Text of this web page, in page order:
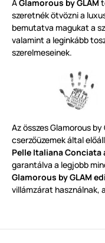
AGlamorous by GLAM
szeretnék ötvözni a
bemutatva magukat a
valamint a leginkább
szerelmeseinek.
AzösszesGlamorous by
cserzőüzemek által
Pelle Italiana Conciata
garantálva a legjobb
Glamorous by GLAM
villámzárat használnak,